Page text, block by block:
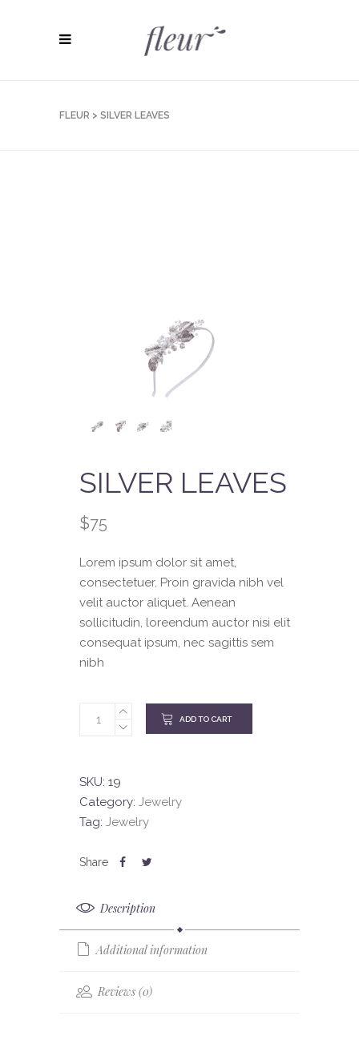
FLEUR > SILVER LEAVES
SILVER LEAVES
$75
Lorem ipsum dolor sit amet,
consectetuer. Proin gravida nibh vel
velit auctor aliquet. Aenean
sollicitudin, loreendum auctor nisi elit
consequat ipsum, nec sagittis sem
nibh
ADD TO CART
SKU: 19
Category: Jewelry
Tag: Jewelry
Description
Additional information
Reviews (0)